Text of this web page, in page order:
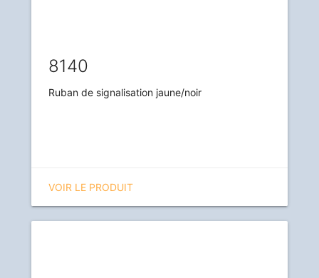
8140
Ruban de signalisation jaune/noir
VOIR LE PRODUIT